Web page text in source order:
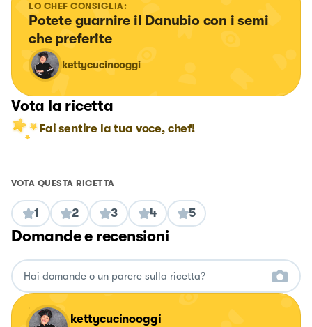
LO CHEF CONSIGLIA:
Potete guarnire il Danubio con i semi
che preferite
kettycucinooggi
Vota la ricetta
Fai sentire la tua voce, chef!
VOTA QUESTA RICETTA
1 2 3 4 5
Domande e recensioni
kettycucinooggi